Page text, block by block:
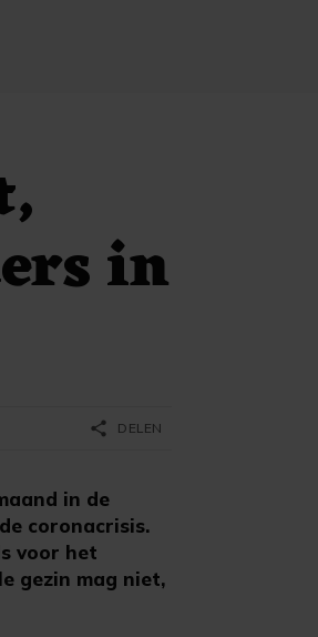
in
in de
coronacrisis.
voor het
gezin mag niet,
share DELEN